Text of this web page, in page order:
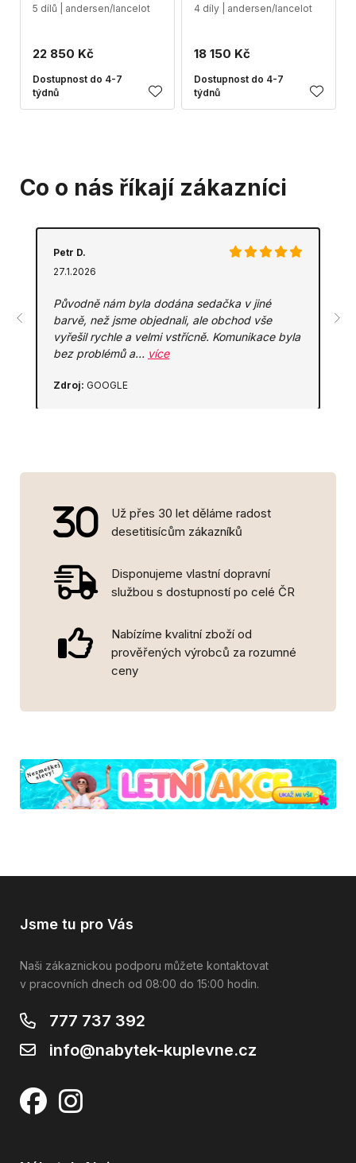
5 dílů | andersen/lancelot
22 850 Kč
Dostupnost do 4-7
týdnů
4 díly | andersen/lancelot
18 150 Kč
Dostupnost do 4-7
týdnů
Co o nás říkají zákazníci
Petr D.
27.1.2026
Původně nám byla dodána sedačka v jiné
barvě, než jsme objednali, ale obchod vše
vyřešil rychle a velmi vstřícně. Komunikace byla
bez problémů a… více
Zdroj: GOOGLE
Už přes 30 let děláme radost
desetitisícům zákazníků
Disponujeme vlastní dopravní
službou s dostupností po celé ČR
Nabízíme kvalitní zboží od
prověřených výrobců za rozumné
ceny
Jsme tu pro Vás
Naši zákaznickou podporu můžete kontaktovat
v pracovních dnech od 08:00 do 15:00 hodin.
777 737 392
info@nabytek-kuplevne.cz